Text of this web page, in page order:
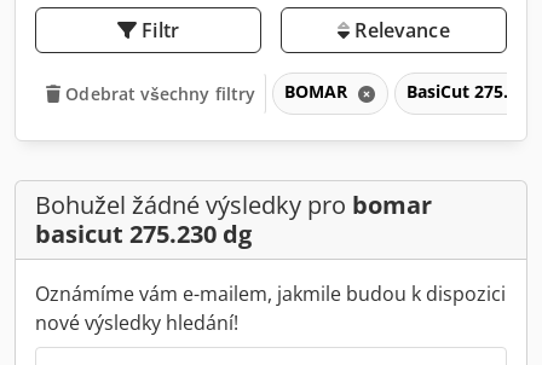
Filtr Relevance
Odebrat všechny filtry BOMAR BasiCut
Bohužel žádné výsledky pro bomar
basicut 275.230 dg
Oznámíme vám e-mailem, jakmile budou k dispozici
nové výsledky hledání!